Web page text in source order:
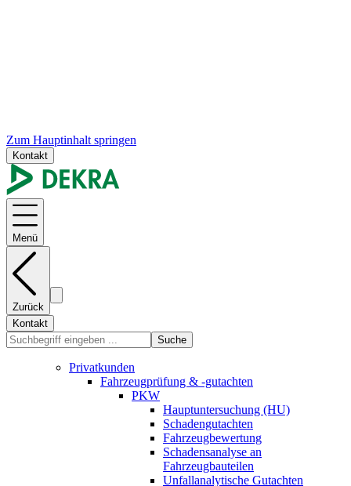
Zum Hauptinhalt springen
Kontakt
Menü
Zurück
Kontakt
Suche
Privatkunden
Fahrzeugprüfung & -gutachten
PKW
Hauptuntersuchung (HU)
Schadengutachten
Fahrzeugbewertung
Schadensanalyse an
Fahrzeugbauteilen
Unfallanalytische Gutachten